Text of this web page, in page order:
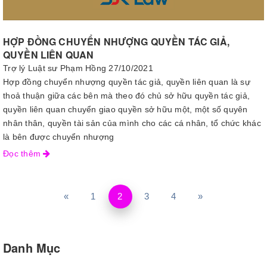
HỢP ĐỒNG CHUYỂN NHƯỢNG QUYỀN TÁC GIẢ,
QUYỀN LIÊN QUAN
Trợ lý Luật sư Phạm Hồng 27/10/2021
Hợp đồng chuyển nhượng quyền tác giả, quyền liên quan là sự
thoả thuận giữa các bên mà theo đó chủ sở hữu quyền tác giả,
quyền liên quan chuyển giao quyền sở hữu một, một số quyên
nhân thân, quyền tài sản của mình cho các cá nhân, tổ chức khác
là bên được chuyển nhượng
Đọc thêm
« 1 2 3 4 »
Danh Mục